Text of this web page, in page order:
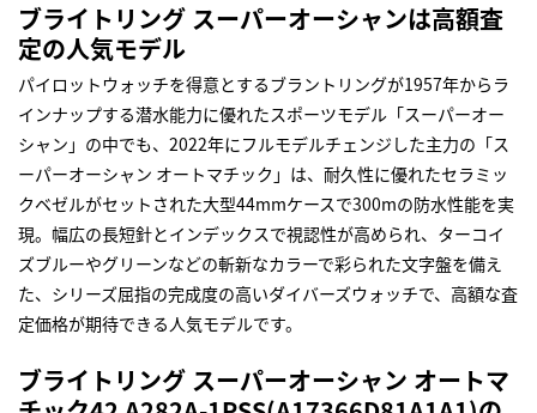
ブライトリング スーパーオーシャンは高額査
定の人気モデル
パイロットウォッチを得意とするブラントリングが1957年からラ
インナップする潜水能力に優れたスポーツモデル「スーパーオー
シャン」の中でも、2022年にフルモデルチェンジした主力の「ス
ーパーオーシャン オートマチック」は、耐久性に優れたセラミッ
クベゼルがセットされた大型44mmケースで300mの防水性能を実
現。幅広の長短針とインデックスで視認性が高められ、ターコイ
ズブルーやグリーンなどの斬新なカラーで彩られた文字盤を備え
た、シリーズ屈指の完成度の高いダイバーズウォッチで、高額な査
定価格が期待できる人気モデルです。
ブライトリング スーパーオーシャン オートマ